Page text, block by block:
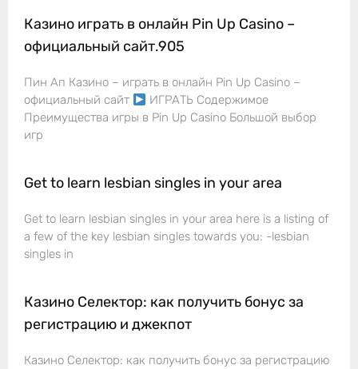
Казино играть в онлайн Pin Up Casino –
официальный сайт.905
Пин Ап Казино – играть в онлайн Pin Up Casino –
официальный сайт
ИГРАТЬ Содержимое
Преимущества игры в Pin Up Casino Большой выбор
игр
Get to learn lesbian singles in your area
Get to learn lesbian singles in your area here is a listing of
a few of the key lesbian singles towards you: -lesbian
singles in
Казино Селектор: как получить бонус за
регистрацию и джекпот
Казино Селектор: как получить бонус за регистрацию